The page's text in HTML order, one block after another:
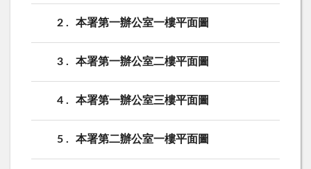
2 本署第一辦公室一樓平面圖
3 本署第一辦公室二樓平面圖
4 本署第一辦公室三樓平面圖
5 本署第二辦公室一樓平面圖